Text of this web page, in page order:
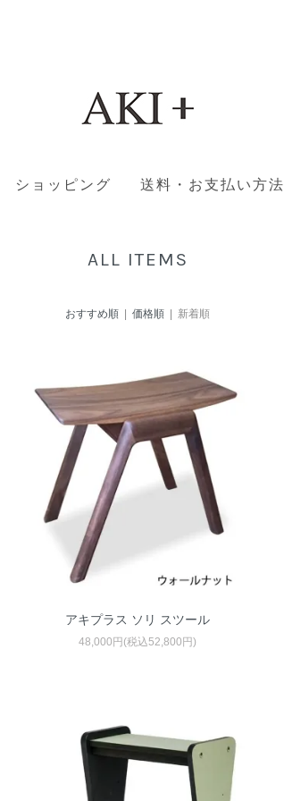
ショッピング 送料・お支払い方法
ALL ITEMS
おすすめ順 価格順 | 新着順
アキプラス ソリ スツール
48,000円(税込52,800円)